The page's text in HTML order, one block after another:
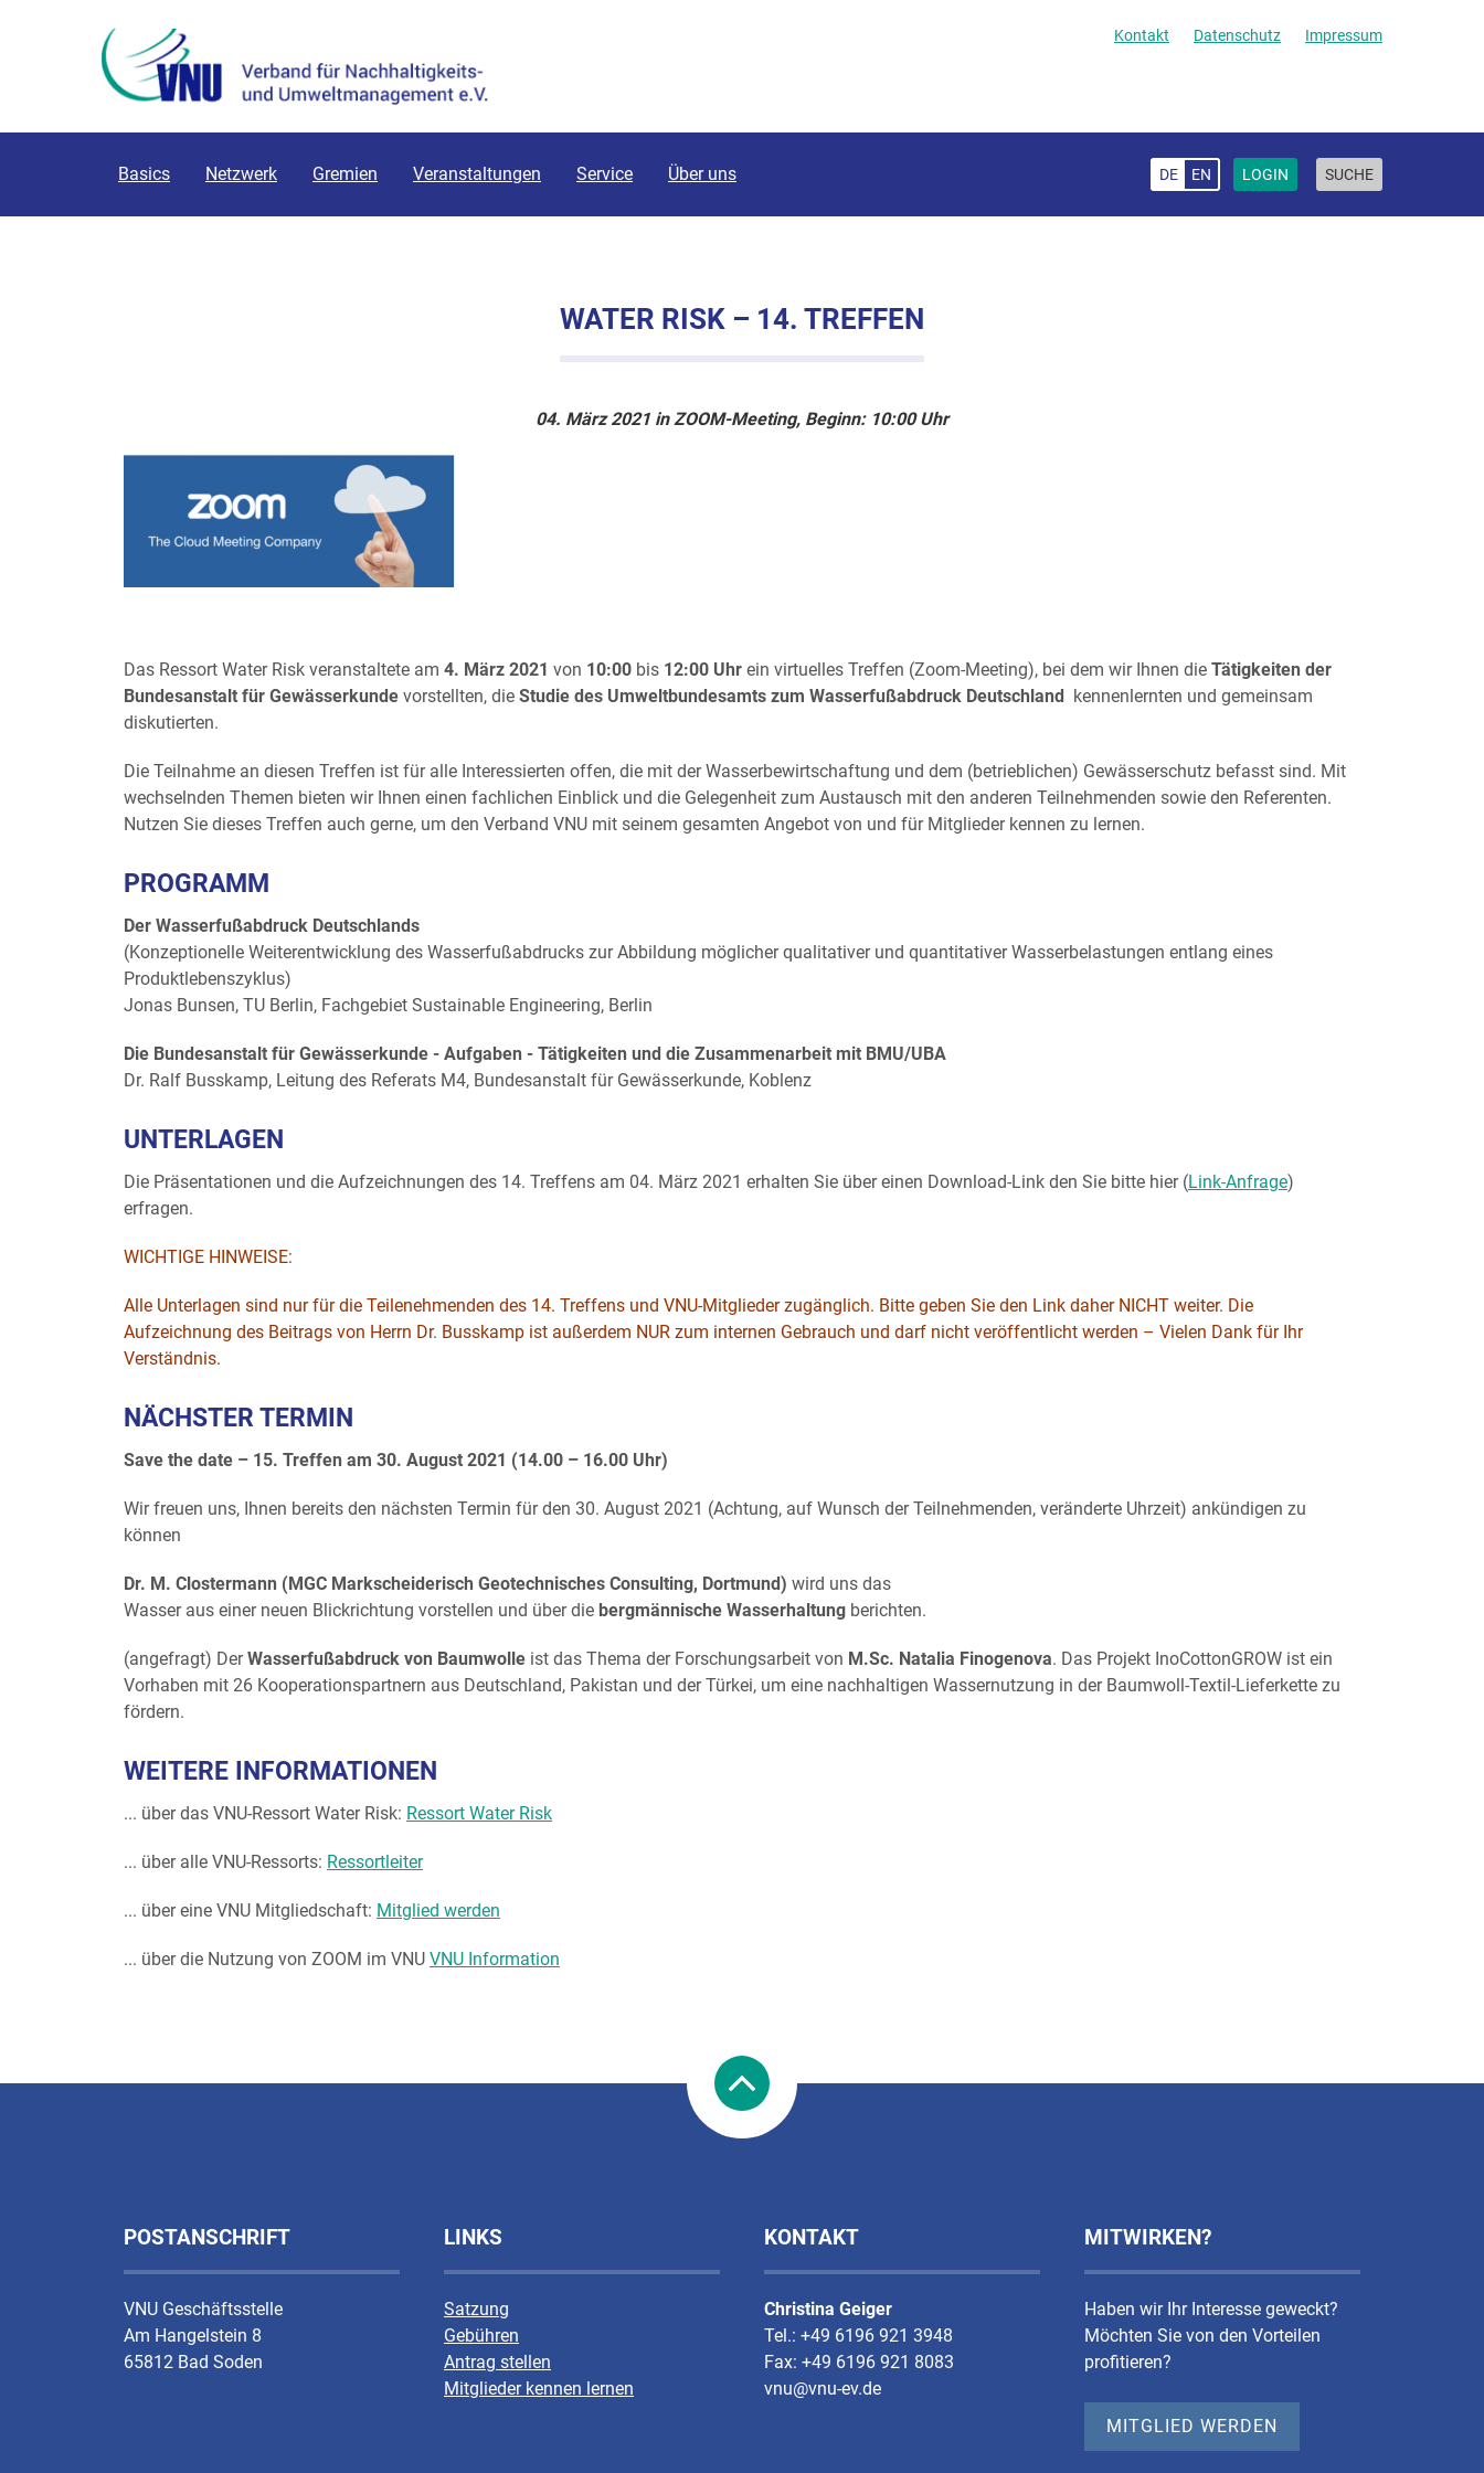
Kontakt Datenschutz Impressum
Basics Netzwerk Gremien Veranstaltungen Service Über uns DE EN LOGIN SUCHE
WATER RISK – 14. TREFFEN
04. März 2021 in ZOOM-Meeting, Beginn: 10:00 Uhr
Das Ressort Water Risk veranstaltete am 4. März 2021 von 10:00 bis 12:00 Uhr ein virtuelles Treffen (Zoom-Meeting), bei dem wir Ihnen die Tätigkeiten der
Bundesanstalt für Gewässerkunde vorstellten, die Studie des Umweltbundesamts zum Wasserfußabdruck Deutschland kennenlernten und gemeinsam
diskutierten.
Die Teilnahme an diesen Treffen ist für alle Interessierten offen, die mit der Wasserbewirtschaftung und dem (betrieblichen) Gewässerschutz befasst sind. Mit
wechselnden Themen bieten wir Ihnen einen fachlichen Einblick und die Gelegenheit zum Austausch mit den anderen Teilnehmenden sowie den Referenten.
Nutzen Sie dieses Treffen auch gerne, um den Verband VNU mit seinem gesamten Angebot von und für Mitglieder kennen zu lernen.
PROGRAMM
Der Wasserfußabdruck Deutschlands
(Konzeptionelle Weiterentwicklung des Wasserfußabdrucks zur Abbildung möglicher qualitativer und quantitativer Wasserbelastungen entlang eines
Produktlebenszyklus)
Jonas Bunsen, TU Berlin, Fachgebiet Sustainable Engineering, Berlin
Die Bundesanstalt für Gewässerkunde - Aufgaben - Tätigkeiten und die Zusammenarbeit mit BMU/UBA
Dr. Ralf Busskamp, Leitung des Referats M4, Bundesanstalt für Gewässerkunde, Koblenz
UNTERLAGEN
Die Präsentationen und die Aufzeichnungen des 14. Treffens am 04. März 2021 erhalten Sie über einen Download-Link den Sie bitte hier (Link-Anfrage)
erfragen.
WICHTIGE HINWEISE:
Alle Unterlagen sind nur für die Teilenehmenden des 14. Treffens und VNU-Mitglieder zugänglich. Bitte geben Sie den Link daher NICHT weiter. Die
Aufzeichnung des Beitrags von Herrn Dr. Busskamp ist außerdem NUR zum internen Gebrauch und darf nicht veröffentlicht werden – Vielen Dank für Ihr
Verständnis.
NÄCHSTER TERMIN
Save the date – 15. Treffen am 30. August 2021 (14.00 – 16.00 Uhr)
Wir freuen uns, Ihnen bereits den nächsten Termin für den 30. August 2021 (Achtung, auf Wunsch der Teilnehmenden, veränderte Uhrzeit) ankündigen zu
können
Dr. M. Clostermann (MGC Markscheiderisch Geotechnisches Consulting, Dortmund) wird uns das
Wasser aus einer neuen Blickrichtung vorstellen und über die bergmännische Wasserhaltung berichten.
(angefragt) DerWasserfußabdruck von Baumwolle ist das Thema der Forschungsarbeit von M.Sc. Natalia Finogenova. Das Projekt InoCottonGROW ist ein
Vorhaben mit 26 Kooperationspartnern aus Deutschland, Pakistan und der Türkei, um eine nachhaltigen Wassernutzung in der Baumwoll-Textil-Lieferkette zu
fördern.
WEITERE INFORMATIONEN
... über das VNU-Ressort Water Risk: Ressort Water Risk
... über alle VNU-Ressorts: Ressortleiter
... über eine VNU Mitgliedschaft: Mitglied werden
... über die Nutzung von ZOOM im VNU VNU Information
POSTANSCHRIFT
VNU Geschäftsstelle
Am Hangelstein 8
65812 Bad Soden
LINKS
Satzung
Gebühren
Antrag stellen
Mitglieder kennen lernen
KONTAKT
Christina Geiger
Tel.: +49 6196 921 3948
Fax: +49 6196 921 8083
vnu@vnu-ev.de
MITWIRKEN?
Haben wir Ihr Interesse geweckt?
Möchten Sie von den Vorteilen
profitieren?
MITGLIED WERDEN